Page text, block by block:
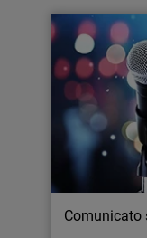
Comunicato